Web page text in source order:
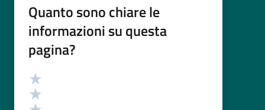
Quanto sono chiare le
informazioni su questa
pagina?
Valutazione